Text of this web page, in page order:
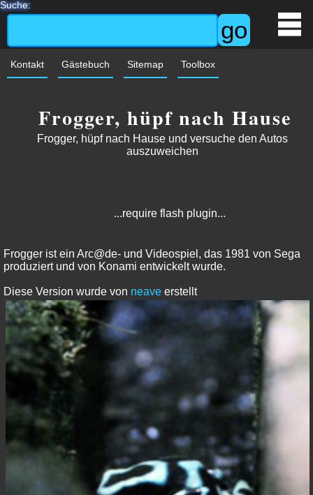
Suche:
Kontakt Gästebuch Sitemap Toolbox
Frogger, hüpf nach Hause
Frogger, hüpf nach Hause und versuche den Autos
auszuweichen
...require flash plugin...
Frogger ist ein Arc@de- und Videospiel, das 1981 von Sega
produziert und von Konami entwickelt wurde.
Diese Version wurde von neave erstellt